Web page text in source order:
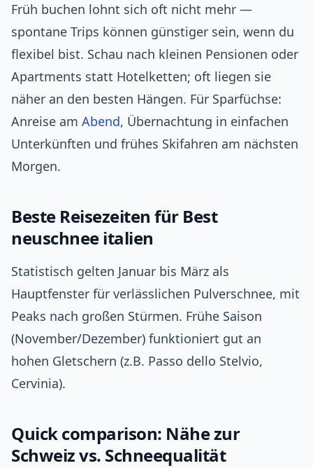
Früh buchen lohnt sich oft nicht mehr —
spontane Trips können günstiger sein, wenn du
flexibel bist. Schau nach kleinen Pensionen oder
Apartments statt Hotelketten; oft liegen sie
näher an den besten Hängen. Für Sparfüchse:
Anreise am Abend, Übernachtung in einfachen
Unterkünften und frühes Skifahren am nächsten
Morgen.
Beste Reisezeiten für Best
neuschnee italien
Statistisch gelten Januar bis März als
Hauptfenster für verlässlichen Pulverschnee, mit
Peaks nach großen Stürmen. Frühe Saison
(November/Dezember) funktioniert gut an
hohen Gletschern (z.B. Passo dello Stelvio,
Cervinia).
Quick comparison: Nähe zur
Schweiz vs. Schneequalität